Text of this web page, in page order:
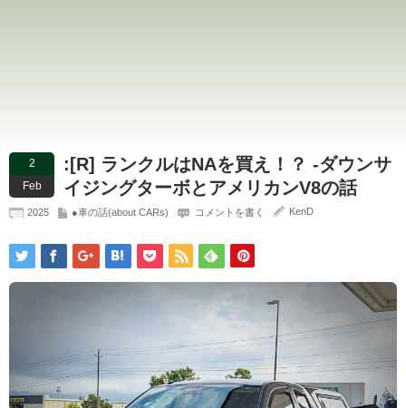
2
Feb
:[R] ランクルはNAを買え！？ -ダウンサ
イジングターボとアメリカンV8の話
2025 ●車の話(about CARs) コメントを書く KenD